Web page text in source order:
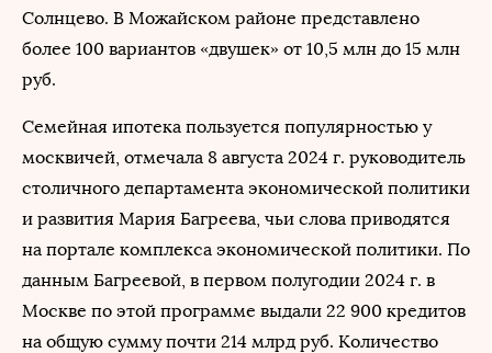
Солнцево. В Можайском районе представлено
более 100 вариантов «двушек» от 10,5 млн до 15 млн
руб.
Семейная ипотека пользуется популярностью у
москвичей, отмечала 8 августа 2024 г. руководитель
столичного департамента экономической политики
и развития Мария Багреева, чьи слова приводятся
на портале комплекса экономической политики. По
данным Багреевой, в первом полугодии 2024 г. в
Москве по этой программе выдали 22 900 кредитов
на общую сумму почти 214 млрд руб. Количество